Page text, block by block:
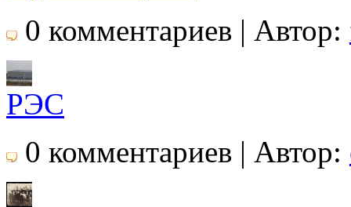
0 комментариев | Автор:
РЭС
0 комментариев | Автор: